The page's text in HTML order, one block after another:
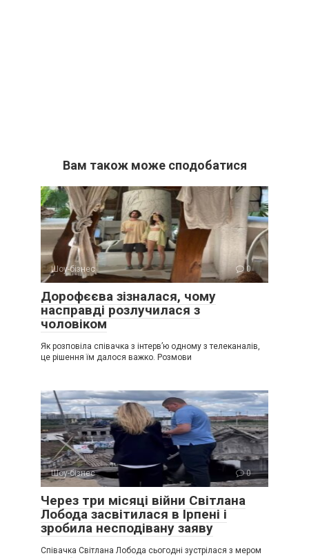
Вам також може сподобатися
Шоу-бізнес 0
Дорофєєва зізналася, чому
насправді розлучилася з
чоловіком
Як розповіла співачка з інтерв’ю одному з телеканалів,
це рішення їм далося важко. Розмови
Шоу-бізнес 0
Через три місяці війни Світлана
Лобода засвітилася в Ірпені і
зробила несподівану заяву
Співачка Світлана Лобода сьогодні зустрілася з мером